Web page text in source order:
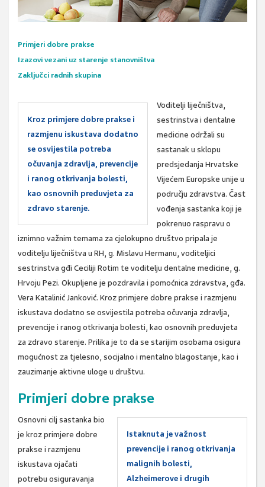
Primjeri dobre prakse
Izazovi vezani uz starenje stanovništva
Zaključci radnih skupina
Kroz primjere dobre prakse i
razmjenu iskustava dodatno
se osvijestila potreba
očuvanja zdravlja, prevencije
i ranog otkrivanja bolesti,
kao osnovnih preduvjeta za
zdravo starenje.
Voditelji liječništva,
sestrinstva i dentalne
medicine održali su
sastanak u sklopu
predsjedanja Hrvatske
Vijećem Europske unije u
području zdravstva. Čast
vođenja sastanka koji je
pokrenuo raspravu o
iznimno važnim temama za cjelokupno društvo pripala je
voditelju liječništva u RH, g. Mislavu Hermanu, voditeljici
sestrinstva gđi Ceciliji Rotim te voditelju dentalne medicine, g.
Hrvoju Pezi. Okupljene je pozdravila i pomoćnica zdravstva, gđa.
Vera Katalinić Janković. Kroz primjere dobre prakse i razmjenu
iskustava dodatno se osvijestila potreba očuvanja zdravlja,
prevencije i ranog otkrivanja bolesti, kao osnovnih preduvjeta
za zdravo starenje. Prilika je to da se starijim osobama osigura
mogućnost za tjelesno, socijalno i mentalno blagostanje, kao i
zauzimanje aktivne uloge u društvu.
Primjeri dobre prakse
Istaknuta je važnost
prevencije i ranog otkrivanja
malignih bolesti,
Alzheimerove i drugih
Osnovni cilj sastanka bio
je kroz primjere dobre
prakse i razmjenu
iskustava ojačati
potrebu osiguravanja